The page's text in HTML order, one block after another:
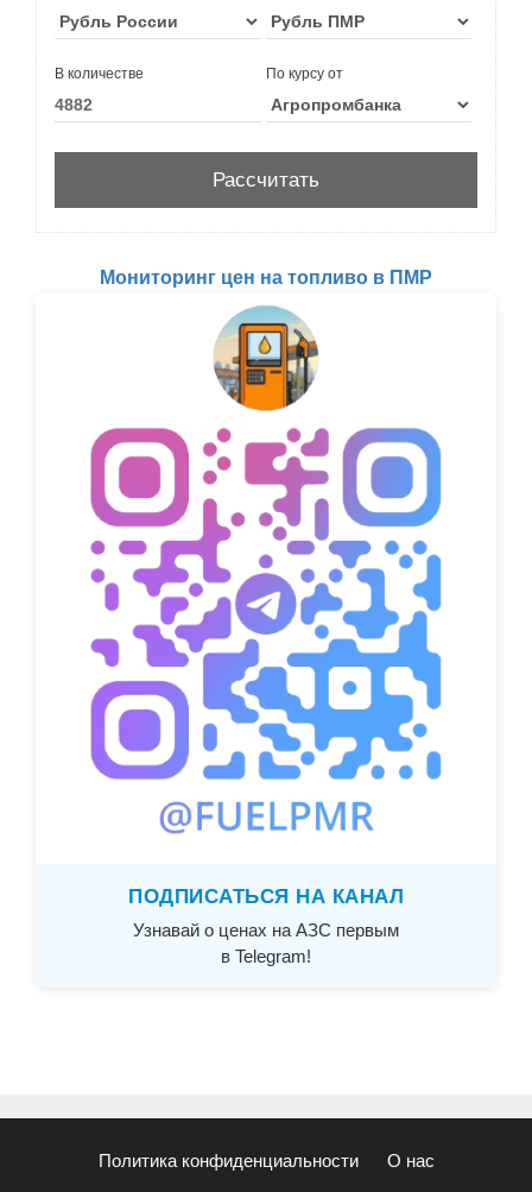
В количестве По курсу от
Мониторинг цен на топливо в ПМР
ПОДПИСАТЬСЯ НА КАНАЛ
Узнавай о ценах на АЗС первым
в Telegram!
Политика конфиденциальности О нас